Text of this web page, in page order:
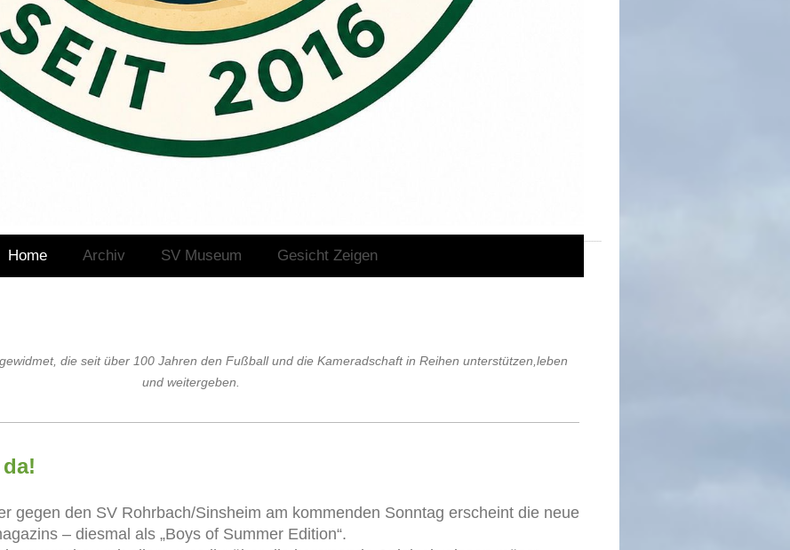
Home Archiv SV Museum Gesicht Zeigen
die seit über 100 Jahren den Fußball und die Kameradschaft in Reihen unterstützen,leben
und weitergeben.
gegen den SV Rohrbach/Sinsheim am kommenden Sonntag erscheint die neue
– diesmal als „Boys of Summer Edition“.